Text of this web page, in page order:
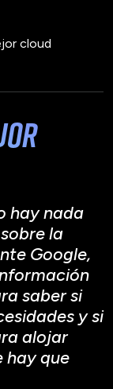
cloud
hay nada
la
Google,
saber si
y si
alojar
hay que